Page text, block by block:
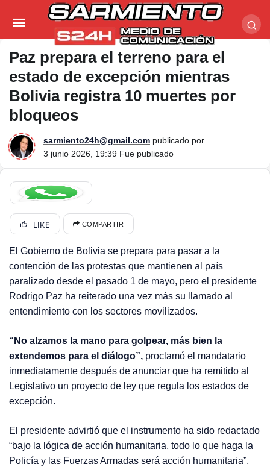
Paz prepara el terreno para el
estado de excepción mientras
Bolivia registra 10 muertes por
bloqueos
sarmiento24h@gmail.com publicado por
3 junio 2026, 19:39 Fue publicado
LIKE COMPARTIR
El Gobierno de Bolivia se prepara para pasar a la
contención de las protestas que mantienen al país
paralizado desde el pasado 1 de mayo, pero el presidente
Rodrigo Paz ha reiterado una vez más su llamado al
entendimiento con los sectores movilizados.
“No alzamos la mano para golpear, más bien la
extendemos para el diálogo”, proclamó el mandatario
inmediatamente después de anunciar que ha remitido al
Legislativo un proyecto de ley que regula los estados de
excepción.
El presidente advirtió que el instrumento ha sido redactado
“bajo la lógica de acción humanitaria, todo lo que haga la
Policía y las Fuerzas Armadas será acción humanitaria”,
Paz prepara el terreno para el estado de excepción
mientras Bolivia registra 10 muertes por bloqueos